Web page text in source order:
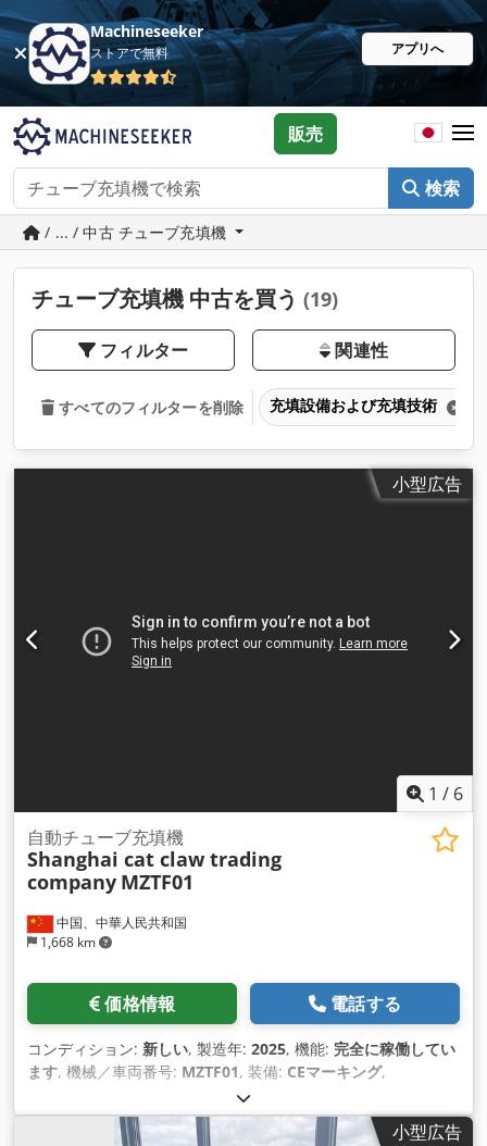
Machineseeker
ストアで無料 アプリへ
検索
販売
/ ... / 中古 チューブ充填機
チューブ充填機 中古を買う (19)
フィルター 関連性
すべてのフィルターを削除 充填設備および充填技術
小型広告
1 / 6
中国、中華人民共和国
1,668 km
自動チューブ充填機
Shanghai cat claw trading
company MZTF01
価格情報 電話する
コンディション: 新しい, 製造年: 2025, 機能: 完全に稼働してい
ます, 機械／車両番号: MZTF01, 装備: CEマーキング,
小型広告